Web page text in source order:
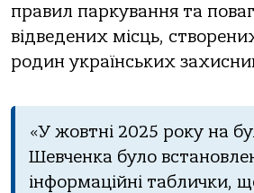
правил паркування та
відведених місць,
родин українських
«У жовтні 2025 року на
Шевченка було
інформаційні таблички,